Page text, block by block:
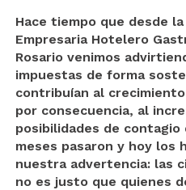
Hace tiempo que desde
Empresaria Hotelero
Rosario venimos
impuestas de forma
contribuían al
por consecuencia, al
posibilidades de contagio
meses pasaron y hoy los
nuestra advertencia: las
no es justo que quienes